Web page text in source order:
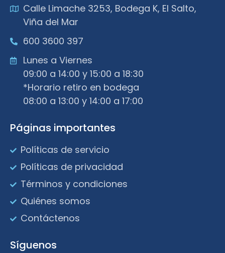
Calle Limache 3253, Bodega K, El Salto,
Viña del Mar
600 3600 397
Lunes a Viernes
09:00 a 14:00 y 15:00 a 18:30
*Horario retiro en bodega
08:00 a 13:00 y 14:00 a 17:00
Páginas importantes
Políticas de servicio
Políticas de privacidad
Términos y condiciones
Quiénes somos
Contáctenos
Síguenos